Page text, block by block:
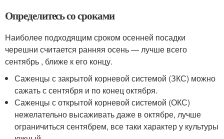
Определитесь со сроками
Наиболее подходящим сроком осенней посадки
черешни считается ранняя осень — лучше всего
сентябрь , ближе к его концу.
Саженцы с закрытой корневой системой (ЗКС) можно
сажать с сентября и по конец октября.
Саженцы с открытой корневой системой (ОКС)
нежелательно высаживать даже в октябре, лучше
ограничиться сентябрем, все таки характер у культуры